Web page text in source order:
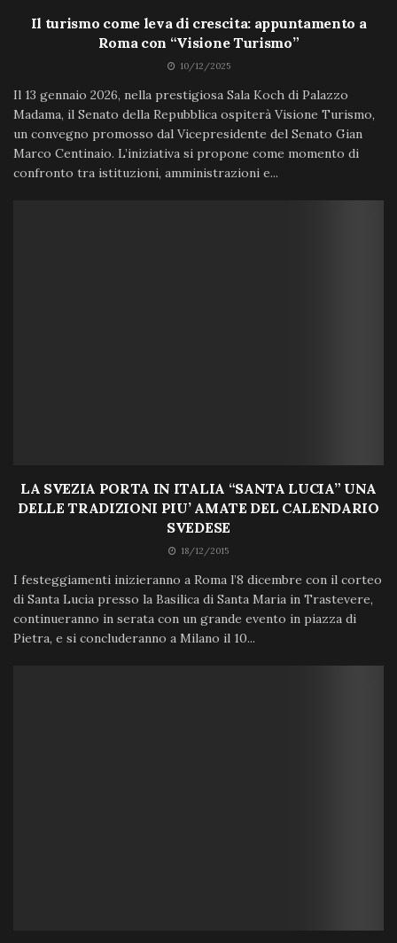
Il turismo come leva di crescita: appuntamento a
Roma con “Visione Turismo”
10/12/2025
Il 13 gennaio 2026, nella prestigiosa Sala Koch di Palazzo
Madama, il Senato della Repubblica ospiterà Visione Turismo,
un convegno promosso dal Vicepresidente del Senato Gian
Marco Centinaio. L’iniziativa si propone come momento di
confronto tra istituzioni, amministrazioni e...
LA SVEZIA PORTA IN ITALIA “SANTA LUCIA” UNA
DELLE TRADIZIONI PIU’ AMATE DEL CALENDARIO
SVEDESE
18/12/2015
I festeggiamenti inizieranno a Roma l’8 dicembre con il corteo
di Santa Lucia presso la Basilica di Santa Maria in Trastevere,
continueranno in serata con un grande evento in piazza di
Pietra, e si concluderanno a Milano il 10...